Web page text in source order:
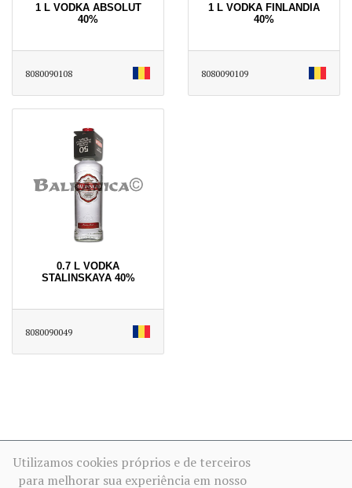
1 L VODKA ABSOLUT
40%
8080090108
1 L VODKA FINLANDIA
40%
8080090109
0.7 L VODKA
STALINSKAYA 40%
8080090049
Utilizamos cookies próprios e de terceiros
para melhorar sua experiência em nosso